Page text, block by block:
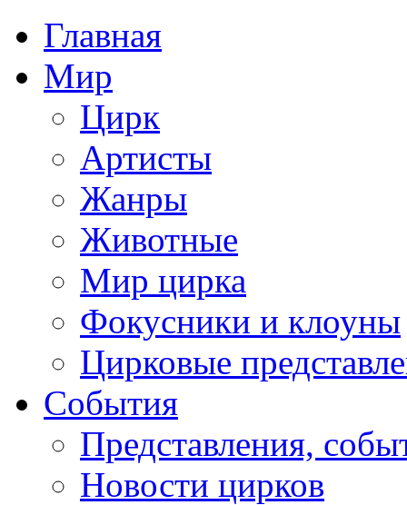
Главная
Мир
Цирк
Артисты
Жанры
Животные
Мир цирка
Фокусники и клоуны
Цирковые
События
Представления,
Новости цирков